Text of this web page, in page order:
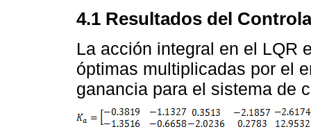
4.1 Resultados del
La acción integral en el LQR
óptimas multiplicadas por el
ganancia para el sistema de